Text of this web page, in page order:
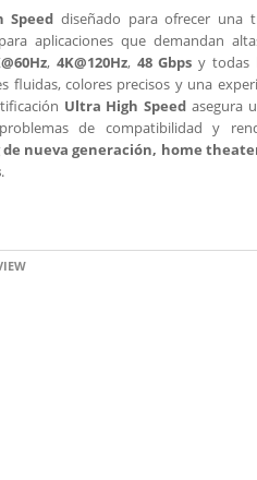
Speed diseñado para ofrecer una
aplicaciones que demandan
, 4K@120Hz, 48 Gbps y todas
fluidas, colores precisos y una
Ultra High Speed asegura
de compatibilidad y
de nueva generación, home
.